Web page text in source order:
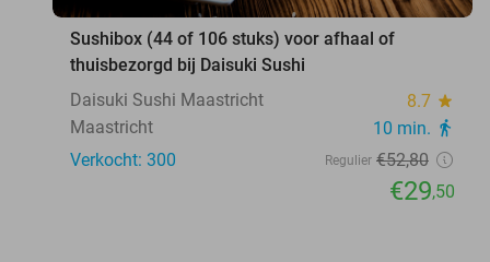
Sushibox (44 of 106 stuks) voor afhaal of
thuisbezorgd bij Daisuki Sushi
Daisuki Sushi Maastricht
8.7 star
Maastricht 10 min. directions_walk
Verkocht: 300 Regulier €52,80
€29,50